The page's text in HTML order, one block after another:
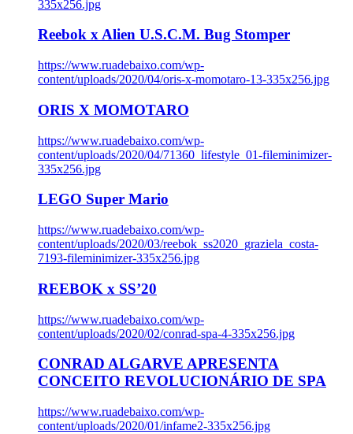
335x256.jpg
Reebok x Alien U.S.C.M. Bug Stomper
https://www.ruadebaixo.com/wp-
content/uploads/2020/04/oris-x-momotaro-13-335x256.jpg
ORIS X MOMOTARO
https://www.ruadebaixo.com/wp-
content/uploads/2020/04/71360_lifestyle_01-fileminimizer-
335x256.jpg
LEGO Super Mario
https://www.ruadebaixo.com/wp-
content/uploads/2020/03/reebok_ss2020_graziela_costa-
7193-fileminimizer-335x256.jpg
REEBOK x SS’20
https://www.ruadebaixo.com/wp-
content/uploads/2020/02/conrad-spa-4-335x256.jpg
CONRAD ALGARVE APRESENTA
CONCEITO REVOLUCIONÁRIO DE SPA
https://www.ruadebaixo.com/wp-
content/uploads/2020/01/infame2-335x256.jpg